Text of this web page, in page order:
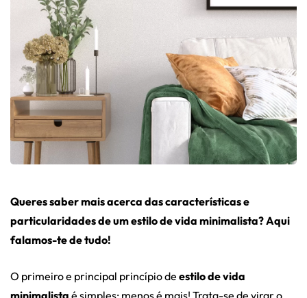
Queres saber mais acerca das características e
particularidades de um estilo de vida minimalista? Aqui
falamos-te de tudo!
O primeiro e principal princípio de estilo de vida